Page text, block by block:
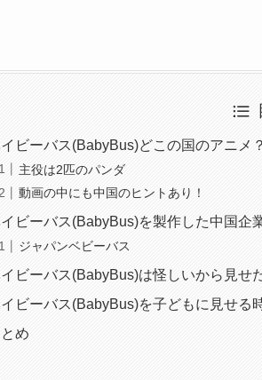
ビーバス(BabyBus)どこの国のアニメ？
主役は2匹のパンダ
動画の中にも中国のヒントあり！
ビーバス(BabyBus)を製作した中国企
ジャパンベビーバス
ビーバス(BabyBus)は怪しいから見せ
ビーバス(BabyBus)を子どもに見せる
め